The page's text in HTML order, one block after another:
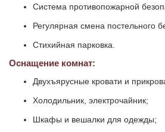
Система противопожарной
Регулярная смена постельного
Стихийная парковка.
Оснащение комнат:
Двухъярусные кровати и
Холодильник, электрочайник;
Шкафы и вешалки для одежды;